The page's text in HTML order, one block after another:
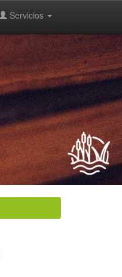
Servicios